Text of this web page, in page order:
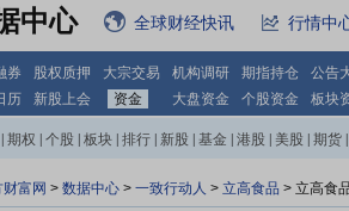
中心 全球财经快讯 行情中
券 股权质押 大宗交易 机构调研 期指持仓
公告
历 新股上会 资金 大盘资金 个股资金 板块
期权 个股 板块 排行 新股 基金 港股 美股 期货
财富网 > 数据中心 > 一致行动人 > 立高食品 > 立高食